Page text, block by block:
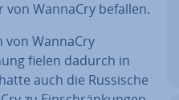
WannaCry befallen.
von WannaCry
fielen dadurch in
auch die Russische